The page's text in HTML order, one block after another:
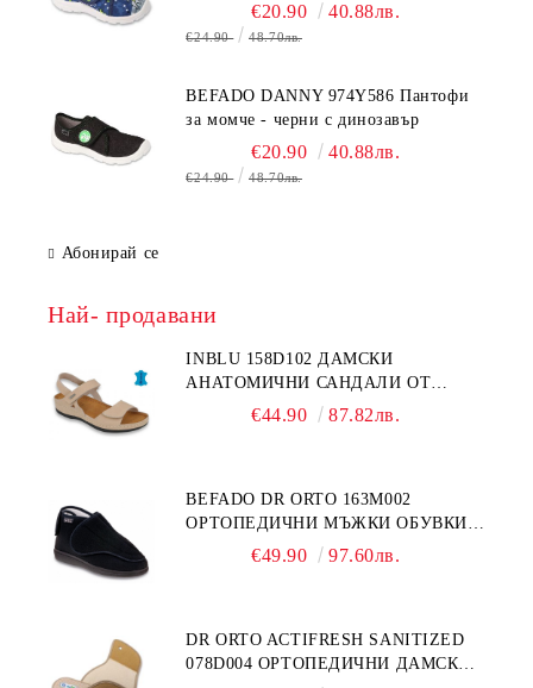
€20.90 40.88лв.
€24.90 48.70лв.
BEFADO DANNY 974Y586 Пантофи
за момче - черни с динозавър
€20.90 40.88лв.
€24.90 48.70лв.
Абонирай се
Най- продавани
INBLU 158D102 ДАМСКИ
АНАТОМИЧНИ САНДАЛИ ОТ
ЕСТЕСТВЕНА КОЖА, БЕЖОВИ
€44.90 87.82лв.
BEFADO DR ORTO 163M002
ОРТОПЕДИЧНИ МЪЖКИ ОБУВКИ
ЗА ГИПСИРАН ИЛИ СВРЪХ
€49.90 97.60лв.
DR ORTO ACTIFRESH SANITIZED
078D004 ОРТОПЕДИЧНИ ДАМСКИ